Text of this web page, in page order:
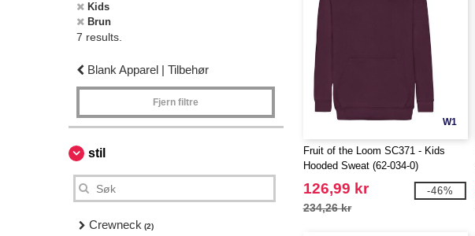
Kids
Brun
7 results.
Blank Apparel | Tilbehør
Fjern filtre
stil
Crewneck (2)
W1
Fruit of the Loom SC371 - Kids
Hooded Sweat (62-034-0)
126,99 kr
234,26 kr
-46%